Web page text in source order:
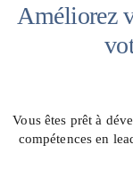
Améliorez
Vous êtes prêt à
compétences en